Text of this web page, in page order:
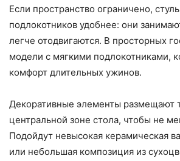
Если пространство ограничено,
подлокотников удобнее: они
легче отодвигаются. В просторных
модели с мягкими подлокотниками,
комфорт длительных ужинов.
Декоративные элементы размещают
центральной зоне стола, чтобы не
Подойдут невысокая керамическая
или небольшая композиция из